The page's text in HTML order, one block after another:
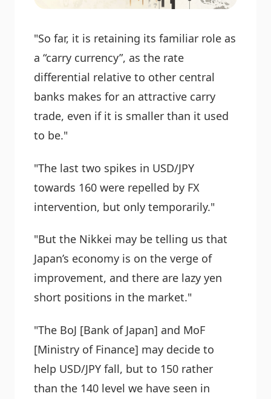
"So far, it is retaining its familiar role as
a “carry currency”, as the rate
differential relative to other central
banks makes for an attractive carry
trade, even if it is smaller than it used
to be."
"The last two spikes in USD/JPY
towards 160 were repelled by FX
intervention, but only temporarily."
"But the Nikkei may be telling us that
Japan’s economy is on the verge of
improvement, and there are lazy yen
short positions in the market."
"The BoJ [Bank of Japan] and MoF
[Ministry of Finance] may decide to
help USD/JPY fall, but to 150 rather
than the 140 level we have seen in